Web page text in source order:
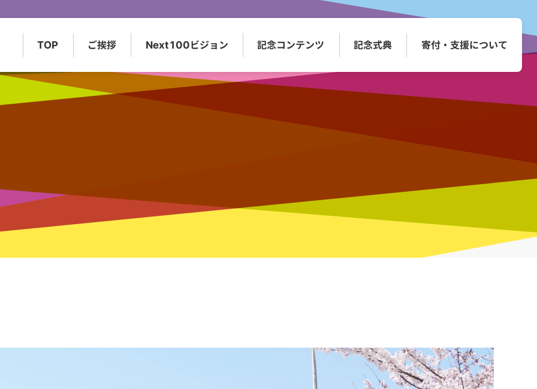
TOP ご挨拶 Next100 ビジョン 記念コンテンツ 記念式典 寄付・ 支援について